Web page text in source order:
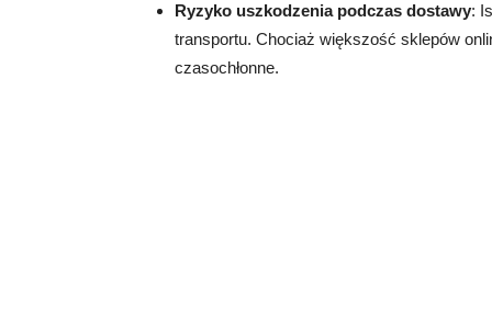
Ryzyko uszkodzenia podczas dostawy:
transportu. Chociaż większość sklepów
czasochłonne.